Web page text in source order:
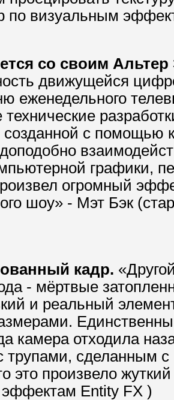
по визуальным
со своим
движущейся
еженедельного
созданной с помощью
графики,
огромный
шоу» - Мэт Бэк
кадр.
- мёртвые
и реальный
камера отходила
трупами, сделанным
это произвело
Entity FX )